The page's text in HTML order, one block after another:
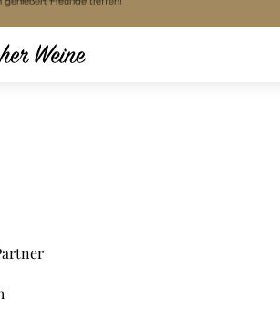
von 17:00 - 22:00 Uhr
genießen, Freunde treffen!
lassen